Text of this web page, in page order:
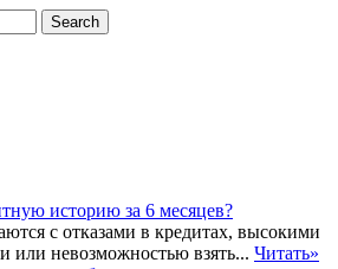
с отказами в кредитах, высокими
или невозможностью взять... Читать»